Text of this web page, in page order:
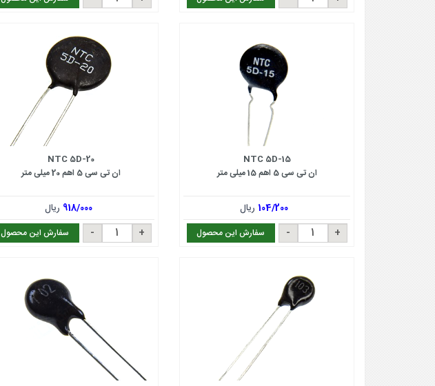
NTC 5D-15
ان تی سی 5 اهم 15 میلی متر
104/200 ریال
سفارش این محصول
NTC 5D-20
ان تی سی 5 اهم 20 میلی متر
918/000 ریال
سفارش این محصول